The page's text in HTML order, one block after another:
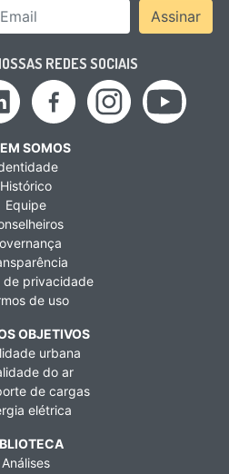
Email AddressAssinar
REDES SOCIAIS
SOMOS
Histórico
Equipe
de privacidade
de uso
OBJETIVOS
urbana
do ar
de cargas
elétrica
Análises